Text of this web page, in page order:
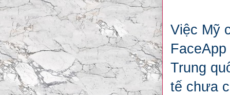
Việc Mỹ
Trung
tế chưa